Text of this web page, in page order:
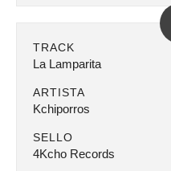
TRACK
La Lamparita
ARTISTA
Kchiporros
SELLO
4Kcho Records